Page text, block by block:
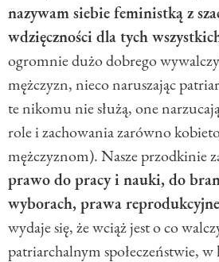
nazywam siebie feministką z
wdzięczności dla tych
ogromnie dużo dobrego
mężczyzn, nieco naruszając
te nikomu nie służą, one
role i zachowania zarówno
mężczyznom). Nasze przodkinie
prawo do pracy i nauki, do
wyborach, prawa reprodukcyjne
wydaje się, że wciąż jest o co
patriarchalnym społeczeństwie,